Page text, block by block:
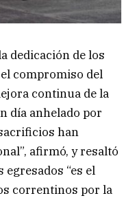
dedicación de los
compromiso del
continua de la
día anhelado por
han
afirmó, y resaltó
“es el
correntinos por la